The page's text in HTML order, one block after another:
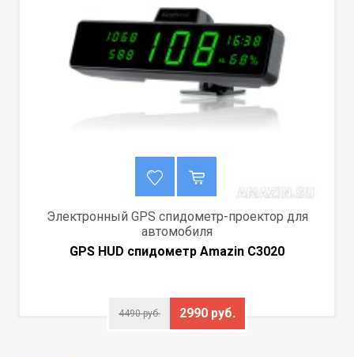
Электронный GPS спидометр-проектор для
автомобиля
GPS HUD спидометр Amazin C3020
4490 руб. 2990 руб.